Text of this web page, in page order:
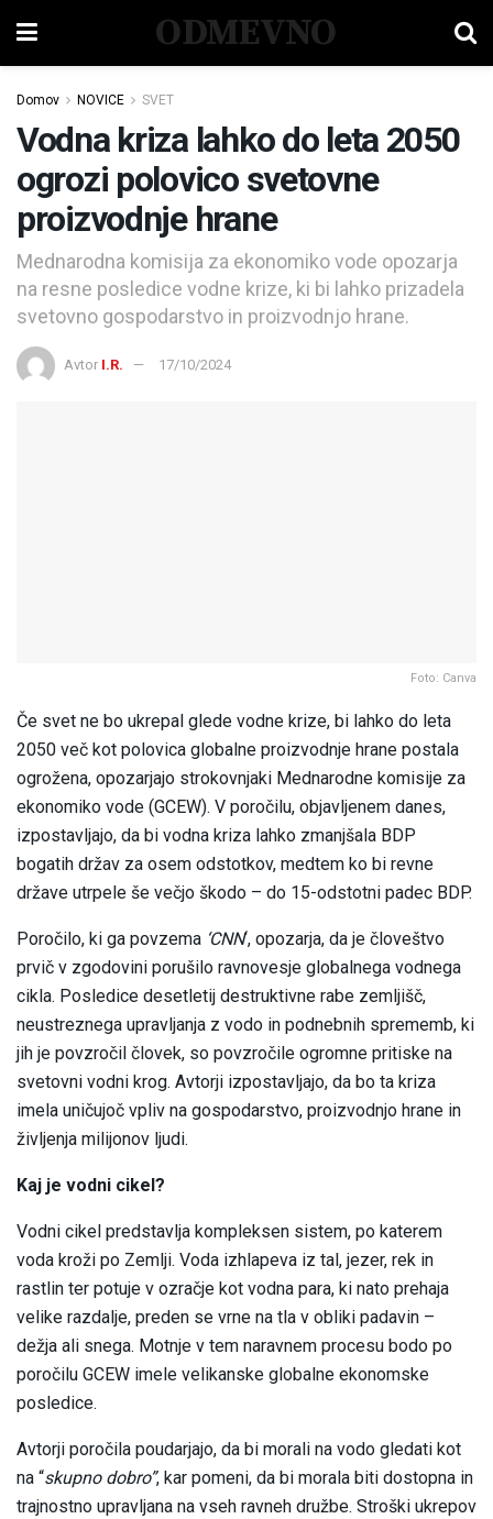
ODMEVNO
Domov NOVICE SVET
Vodna kriza lahko do leta 2050
ogrozi polovico svetovne
proizvodnje hrane
Mednarodna komisija za ekonomiko vode opozarja
na resne posledice vodne krize, ki bi lahko prizadela
svetovno gospodarstvo in proizvodnjo hrane.
Avtor I.R. 17/10/2024
Foto: Canva
Če svet ne bo ukrepal glede vodne krize, bi lahko do leta
2050 več kot polovica globalne proizvodnje hrane postala
ogrožena, opozarjajo strokovnjaki Mednarodne komisije za
ekonomiko vode (GCEW). V poročilu, objavljenem danes,
izpostavljajo, da bi vodna kriza lahko zmanjšala BDP
bogatih držav za osem odstotkov, medtem ko bi revne
države utrpele še večjo škodo – do 15-odstotni padec BDP.
Poročilo, ki ga povzema ‘CNN‘, opozarja, da je človeštvo
prvič v zgodovini porušilo ravnovesje globalnega vodnega
cikla. Posledice desetletij destruktivne rabe zemljišč,
neustreznega upravljanja z vodo in podnebnih sprememb, ki
jih je povzročil človek, so povzročile ogromne pritiske na
svetovni vodni krog. Avtorji izpostavljajo, da bo ta kriza
imela uničujoč vpliv na gospodarstvo, proizvodnjo hrane in
življenja milijonov ljudi.
Kaj je vodni cikel?
Vodni cikel predstavlja kompleksen sistem, po katerem
voda kroži po Zemlji. Voda izhlapeva iz tal, jezer, rek in
rastlin ter potuje v ozračje kot vodna para, ki nato prehaja
velike razdalje, preden se vrne na tla v obliki padavin –
dežja ali snega. Motnje v tem naravnem procesu bodo po
poročilu GCEW imele velikanske globalne ekonomske
posledice.
Avtorji poročila poudarjajo, da bi morali na vodo gledati kot
na “skupno dobro”, kar pomeni, da bi morala biti dostopna in
trajnostno upravljana na vseh ravneh družbe. Stroški ukrepov